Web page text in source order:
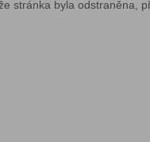
stránka byla odstraněna,